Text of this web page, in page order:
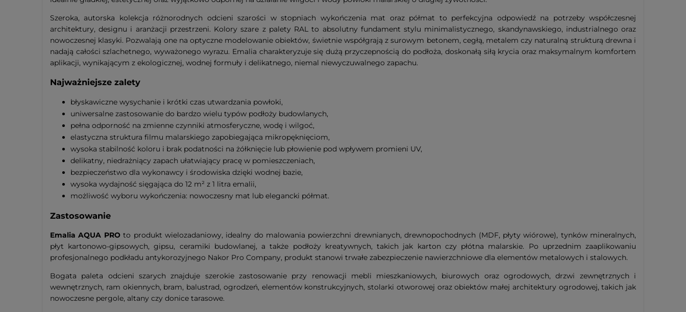
Szeroka, autorska kolekcja różnorodnych odcieni szarości w stopniach wykończenia mat oraz półmat to perfekcyjna odpowiedź na potrzeby współczesnej
architektury, designu i aranżacji przestrzeni. Kolory szare z palety RAL to absolutny fundament stylu minimalistycznego, skandynawskiego, industrialnego oraz
nowoczesnej klasyki. Pozwalają one na optyczne modelowanie obiektów, świetnie współgrają z surowym betonem, cegłą, metalem czy naturalną strukturą drewna i
nadają całości szlachetnego, wyważonego wyrazu. Emalia charakteryzuje się dużą przyczepnością do podłoża, doskonałą siłą krycia oraz maksymalnym komfortem
aplikacji, wynikającym z ekologicznej, wodnej formuły i delikatnego, niemal niewyczuwalnego zapachu.
Najważniejsze zalety
błyskawiczne wysychanie i krótki czas utwardzania powłoki,
uniwersalne zastosowanie do bardzo wielu typów podłoży budowlanych,
pełna odporność na zmienne czynniki atmosferyczne, wodę i wilgoć,
elastyczna struktura filmu malarskiego zapobiegająca mikropęknięciom,
wysoka stabilność koloru i brak podatności na żółknięcie lub płowienie pod wpływem promieni UV,
delikatny, niedrażniący zapach ułatwiający pracę w pomieszczeniach,
bezpieczeństwo dla wykonawcy i środowiska dzięki wodnej bazie,
wysoka wydajność sięgająca do 12 m² z 1 litra emalii,
możliwość wyboru wykończenia: nowoczesny mat lub elegancki półmat.
Zastosowanie
Emalia AQUA PROto produkt wielozadaniowy, idealny do malowania powierzchni drewnianych, drewnopochodnych (MDF, płyty wiórowe), tynków mineralnych,
płyt kartonowo-gipsowych, gipsu, ceramiki budowlanej, a także podłoży kreatywnych, takich jak karton czy płótna malarskie. Po uprzednim zaaplikowaniu
profesjonalnego podkładu antykorozyjnego Nakor Pro Company, produkt stanowi trwałe zabezpieczenie nawierzchniowe dla elementów metalowych i stalowych.
Bogata paleta odcieni szarych znajduje szerokie zastosowanie przy renowacji mebli mieszkaniowych, biurowych oraz ogrodowych, drzwi zewnętrznych i
wewnętrznych, ram okiennych, bram, balustrad, ogrodzeń, elementów konstrukcyjnych, stolarki otworowej oraz obiektów małej architektury ogrodowej, takich jak
nowoczesne pergole, altany czy donice tarasowe.